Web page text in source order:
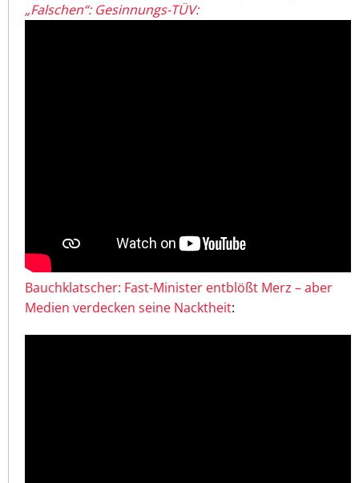
„Falschen“: Gesinnungs-TÜV:
Bauchklatscher: Fast-Minister entblößt Merz – aber
Medien verdecken seine Nacktheit: